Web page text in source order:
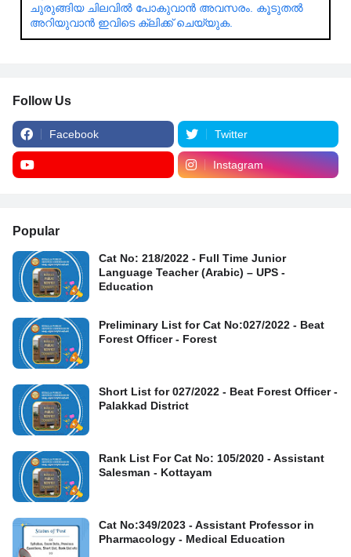
ചുരുങ്ങിയ ചിലവിൽ പോകുവാൻ അവസരം. കൂടുതൽ
അറിയുവാൻ ഇവിടെ ക്ലിക്ക് ചെയ്യുക.
Follow Us
Facebook Twitter
Instagram
Popular
Cat No: 218/2022 - Full Time Junior
Language Teacher (Arabic) – UPS -
Education
Preliminary List for Cat No:027/2022 - Beat
Forest Officer - Forest
Short List for 027/2022 - Beat Forest Officer -
Palakkad District
Rank List For Cat No: 105/2020 - Assistant
Salesman - Kottayam
Cat No:349/2023 - Assistant Professor in
Pharmacology - Medical Education